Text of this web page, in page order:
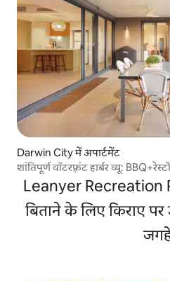
Darwin City में अपार्टमेंट
शांतिपूर्ण वॉटरफ़्रंट हार्बर व्यू:
Leanyer Recreation
बिताने के लिए किराए